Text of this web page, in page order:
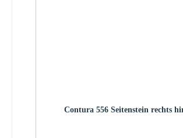
Contura 556 Seitenstein rechts